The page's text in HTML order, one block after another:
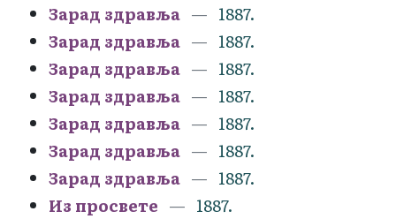
Зарад здравља
1887.
Зарад здравља
1887.
Зарад здравља
1887.
Зарад здравља
1887.
Зарад здравља
1887.
Зарад здравља
1887.
Зарад здравља
1887.
Из просвете
1887.